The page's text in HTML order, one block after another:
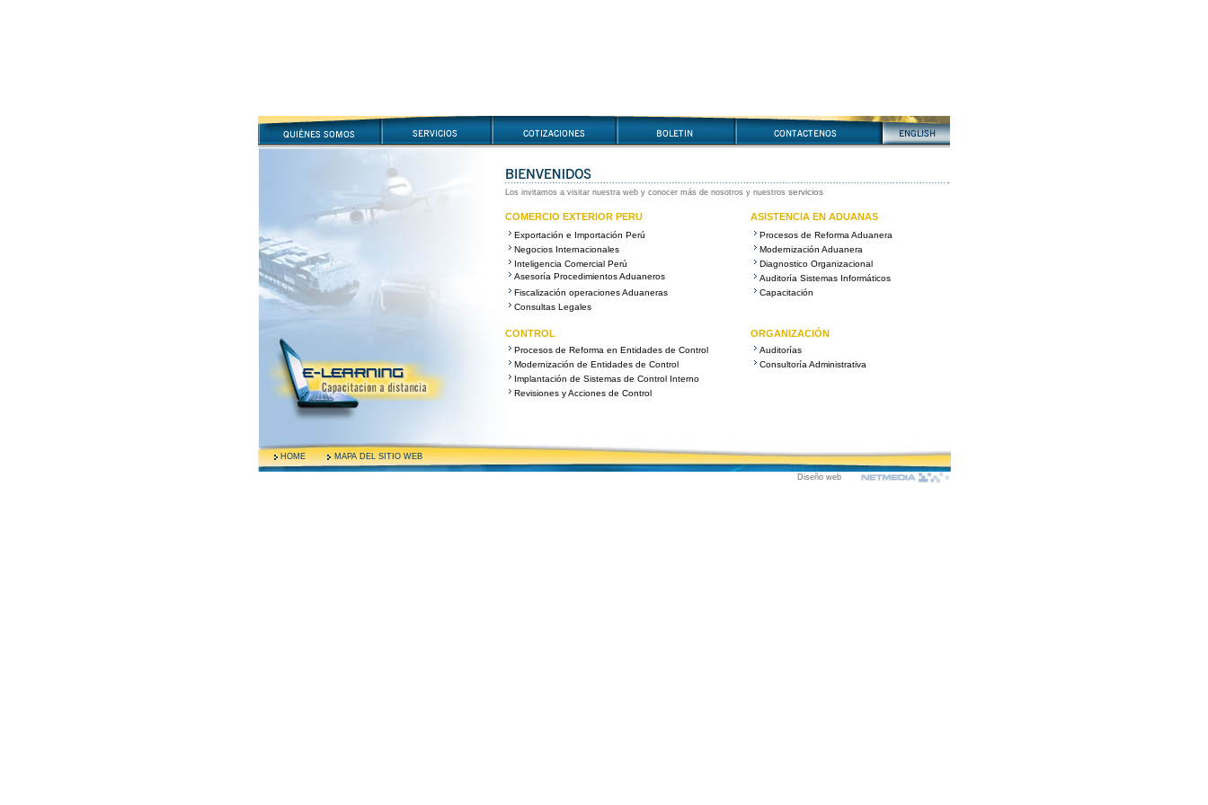
HOME MAPA DEL SITIO WEB
Los invitamos a visitar nuestra web y conocer más de nosotros y nuestros servicios
COMERCIO EXTERIOR PERU ASISTENCIA EN ADUANAS
Exportación e Importación Perú
Procesos de Reforma Aduanera
Negocios Internacionales
Modernización Aduanera
Inteligencia Comercial Perú
Diagnostico Organizacional
Asesoría Procedimientos Aduaneros
Auditoría Sistemas Informáticos
Fiscalización operaciones Aduaneras
Capacitación
Consultas Legales
CONTROL ORGANIZACIÓN
Procesos de Reforma en Entidades de Control
Auditorías
Modernización de Entidades de Control
Consultoría Administrativa
Implantación de Sistemas de Control Interno
Revisiones y Acciones de Control
Diseño web